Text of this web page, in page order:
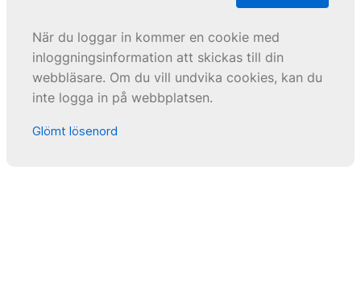
När du loggar in kommer en cookie med
inloggningsinformation att skickas till din
webbläsare. Om du vill undvika cookies, kan du
inte logga in på webbplatsen.
Glömt lösenord